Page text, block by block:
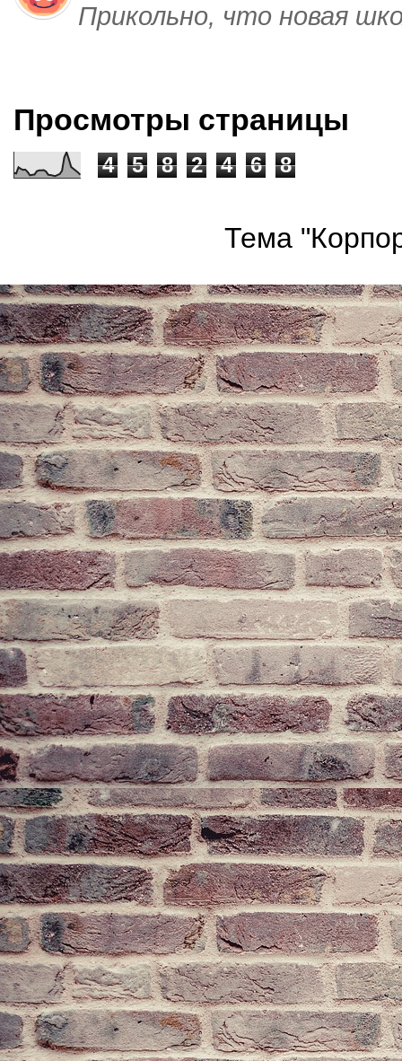
Прикольно, что новая
Просмотры страницы
4 5 8 2 4 6 8
Тема